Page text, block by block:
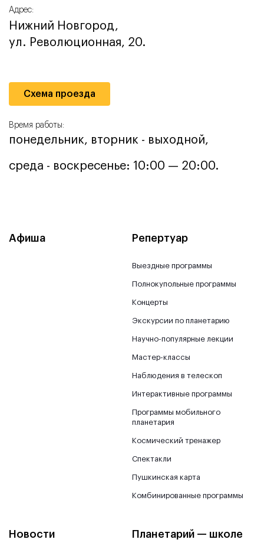
Адрес:
Нижний Новгород,
ул. Революционная, 20.
Схема проезда
Время работы:
понедельник, вторник - выходной,
среда - воскресенье: 10:00 — 20:00.
Афиша Репертуар
Выездные программы
Полнокупольные программы
Концерты
Экскурсии по планетарию
Научно-популярные лекции
Мастер-классы
Наблюдения в телескоп
Интерактивные программы
Программы мобильного
планетария
Космический тренажер
Спектакли
Пушкинская карта
Комбинированные программы
Новости Планетарий — школе